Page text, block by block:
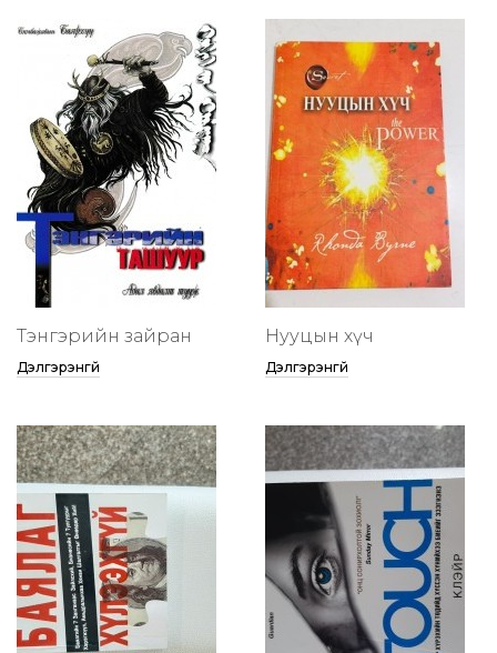
Тэнгэрийн зайран
Дэлгэрэнгүй
Нууцын хүч
Дэлгэрэнгүй